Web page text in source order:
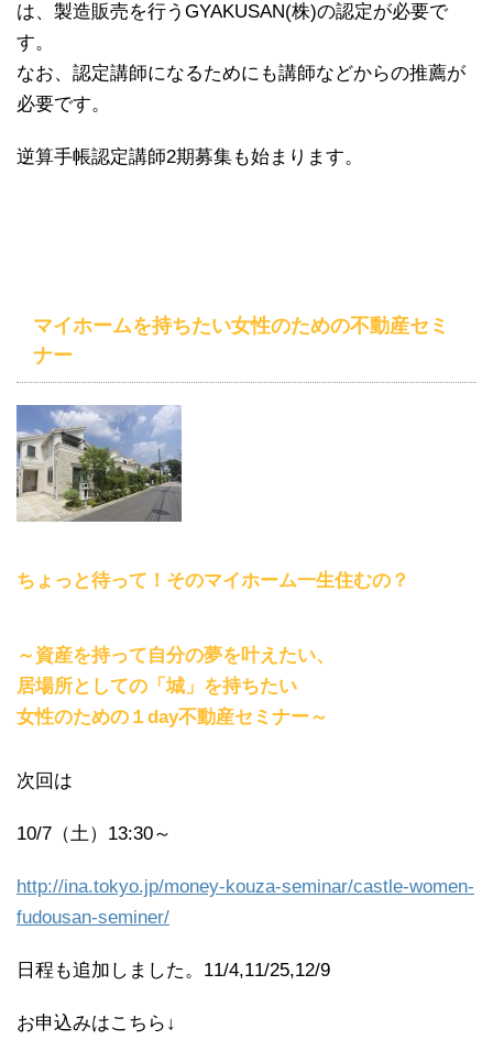
は、製造販売を行うGYAKUSAN(株)の認定が必要で
す。
なお、認定講師になるためにも講師などからの推薦が
必要です。
逆算手帳認定講師2期募集も始まります。
マイホームを持ちたい女性のための不動産セミ
ナー
ちょっと待って！そのマイホーム一生住むの？
～資産を持って自分の夢を叶えたい、
居場所としての「城」を持ちたい
女性のための１day不動産セミナー～
次回は
10/7（土）13:30～
http://ina.tokyo.jp/money-kouza-seminar/castle-women-
fudousan-seminer/
日程も追加しました。11/4,11/25,12/9
お申込みはこちら↓